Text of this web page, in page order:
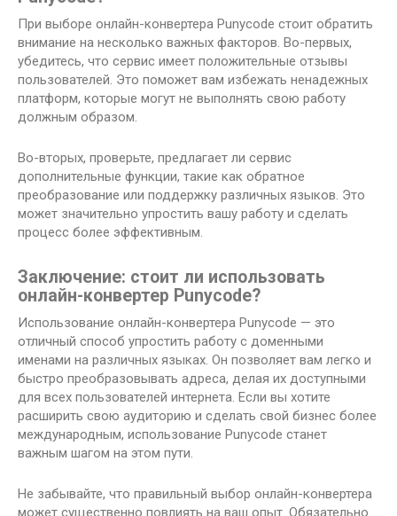
При выборе онлайн-конвертера Punycode стоит обратить
внимание на несколько важных факторов. Во-первых,
убедитесь, что сервис имеет положительные отзывы
пользователей. Это поможет вам избежать ненадежных
платформ, которые могут не выполнять свою работу
должным образом.
Во-вторых, проверьте, предлагает ли сервис
дополнительные функции, такие как обратное
преобразование или поддержку различных языков. Это
может значительно упростить вашу работу и сделать
процесс более эффективным.
Заключение: стоит ли использовать
онлайн-конвертер Punycode?
Использование онлайн-конвертера Punycode — это
отличный способ упростить работу с доменными
именами на различных языках. Он позволяет вам легко и
быстро преобразовывать адреса, делая их доступными
для всех пользователей интернета. Если вы хотите
расширить свою аудиторию и сделать свой бизнес более
международным, использование Punycode станет
важным шагом на этом пути.
Не забывайте, что правильный выбор онлайн-конвертера
может существенно повлиять на ваш опыт. Обязательно